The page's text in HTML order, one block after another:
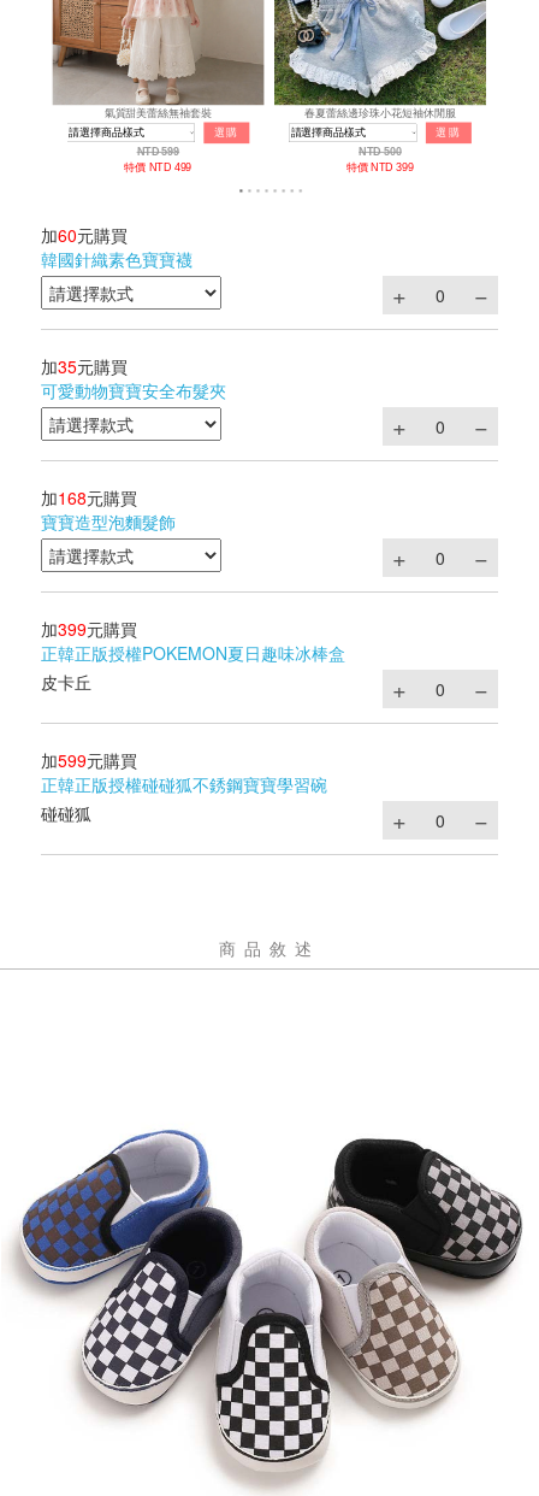
加60元購買
韓國針織素色寶寶襪
加35元購買
可愛動物寶寶安全布髮夾
加168元購買
寶寶造型泡麵髮飾
加399元購買
正韓正版授權POKEMON夏日趣味冰棒盒
皮卡丘
加599元購買
正韓正版授權碰碰狐不銹鋼寶寶學習碗
碰碰狐
商品敘述